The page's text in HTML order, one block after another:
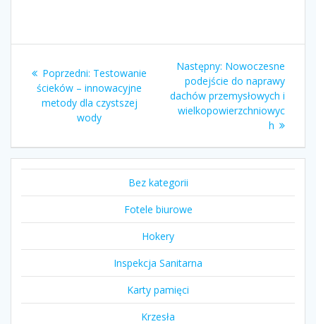
wpisu
Poprzedni: Poprzedni
wpis:
Testowanie
ścieków – innowacyjne
metody dla czystszej
wody
Następny: Następny
wpis:
Nowoczesne
podejście do naprawy
dachów przemysłowych i
wielkopowierzchniowyc
h
Bez kategorii
Fotele biurowe
Hokery
Inspekcja Sanitarna
Karty pamięci
Krzesła